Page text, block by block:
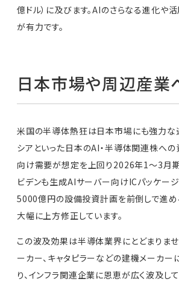
億ドル）に及びます。AIのさらなる進化
が有力です。
日本市場や周辺産
米国の半導体熱狂は日本市場にも強力な追
シアといった日本のAI・半導体関連株へ
向け需要が想定を上回り2026年1〜3月
ビデンも生成AIサーバー向けICパッケー
5000億円の設備投資計画を前倒しで進
大幅に上方修正しています。
この波及効果は半導体業界にとどまりま
ーカー、キャタピラーなどの建機メーカ
り、インフラ関連企業に恩恵が広く波及して